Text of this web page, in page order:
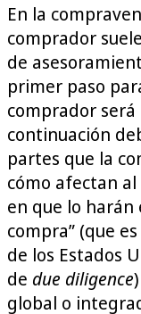
En la
comprador
de
primer paso
comprador
continuación
partes que la
cómo afectan
en que lo harán
compra” (que
de los Estados
de due diligence
global o